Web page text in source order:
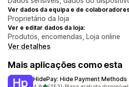
Ver dados da equipa e de
Proprietário da loja
Ver e editar dados da loja:
Produtos, encomendas, Loja online
Ver detalhes
Mais aplicações como esta
HidePay: Hide Payment Methods